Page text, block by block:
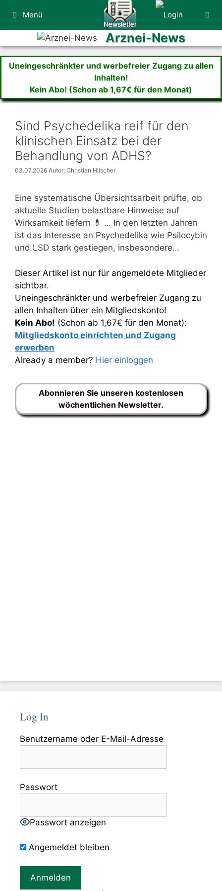
Inhalt
springen
Menü
Arznei-News
Uneingeschränkter und werbefreier Zugang zu allen
Inhalten!
Kein Abo! (Schon ab 1,67€ für den Monat)
Sind Psychedelika reif für den
klinischen Einsatz bei der
Behandlung von ADHS?
03.07.2026 Autor: Christian Hilscher
Eine systematische Übersichtsarbeit prüfte, ob
aktuelle Studien belastbare Hinweise auf
Wirksamkeit liefern 💊 … In den letzten Jahren
ist das Interesse an Psychedelika wie Psilocybin
und LSD stark gestiegen, insbesondere…
Dieser Artikel ist nur für angemeldete Mitglieder
sichtbar.
Uneingeschränkter und werbefreier Zugang zu
allen Inhalten über ein Mitgliedskonto!
Kein Abo! (Schon ab 1,67€ für den Monat):
Mitgliedskonto einrichten und Zugang
erwerben
Already a member? Hier einloggen
Abonnieren Sie unseren kostenlosen
wöchentlichen Newsletter.
Log In
Benutzername oder E-Mail-Adresse
Passwort
Passwort anzeigen
Angemeldet bleiben